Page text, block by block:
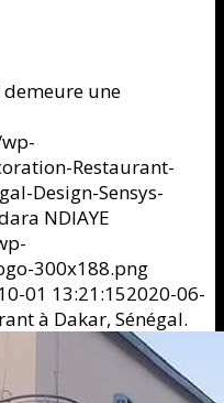
une
Restaurant-
Design-Sensys-
NDIAYE
300x188.png
01 13:21:152020-06-
à Dakar, Sénégal.